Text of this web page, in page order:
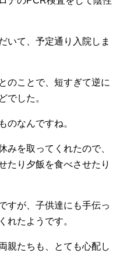
いて、予定通り入院しま
のことで、短すぎて逆に
でした。
のなんですね。
みを取ってくれたので、
たり夕飯を食べさせたり
すが、子供達にも手伝っ
れたようです。
親たちも、とても心配し